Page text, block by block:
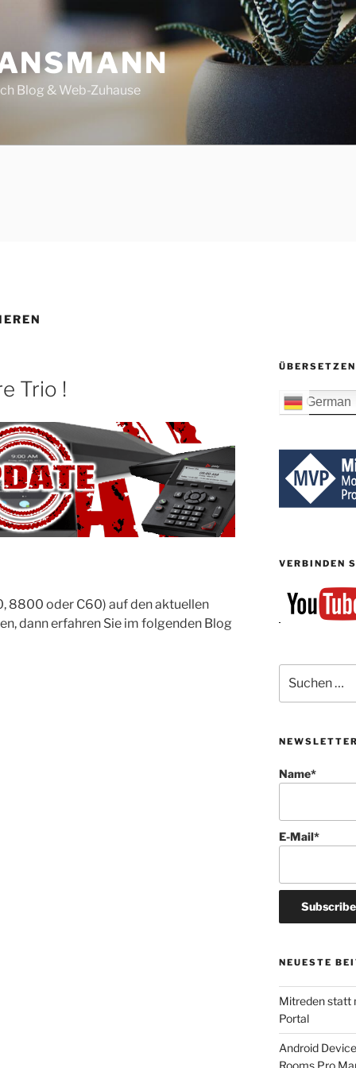
Blog & Web-Zuhause
Trio !
8800 oder C60) auf den aktuellen
dann erfahren Sie im folgenden Blog
German
VERBINDEN
nach:
Name*
E-Mail*
NEUESTE
Mitreden statt
Portal
Android